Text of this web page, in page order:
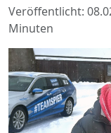
Veröffentlicht:
Minuten